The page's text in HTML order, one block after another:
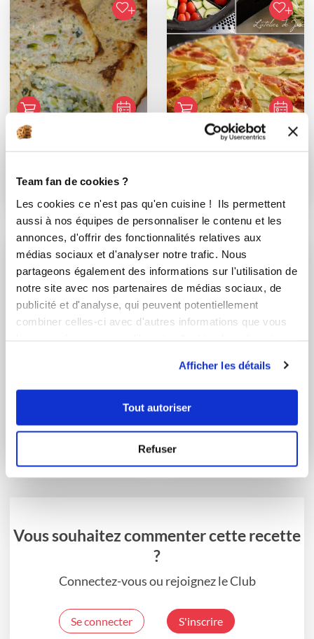
Team fan de cookies ?
Les cookies ce n'est pas qu'en cuisine ! Ils permettent
aussi à nos équipes de personnaliser le contenu et les
annonces, d'offrir des fonctionnalités relatives aux
médias sociaux et d'analyser notre trafic. Nous
partageons également des informations sur l'utilisation de
notre site avec nos partenaires de médias sociaux, de
publicité et d'analyse, qui peuvent potentiellement
combiner celles-ci avec d'autres informations que vous
Afficher les détails
Tout autoriser
Refuser
surimi au Boursin
Italien
nadege95
Filet mignon de porc
au chorizo, pomm...
peggyclaviere
"maison" et sauce t...
Vous souhaitez commenter cette recette
?
Connectez-vous ou rejoignez le Club
Se connecter S'inscrire